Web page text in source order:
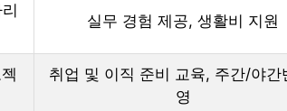
실무 경험 제공, 생활비 지원
취업 및 이직 준비 교육, 주간/야간
영